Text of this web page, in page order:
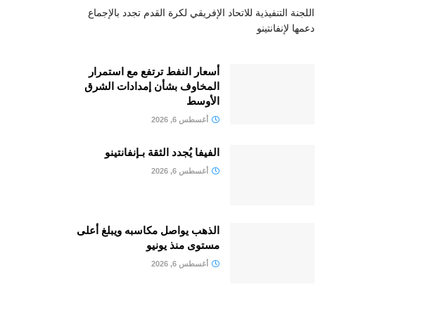
اللجنة التنفيذية للاتحاد الإفريقي لكرة القدم تجدد بالإجماع
دعمها لإنفانتينو
أسعار النفط ترتفع مع استمرار
المخاوف بشأن إمدادات الشرق
الأوسط
أغسطس 6, 2026
الفيفا يُجدد الثقة بـإنفانتينو
أغسطس 6, 2026
الذهب يواصل مكاسبه ويبلغ أعلى
مستوى منذ يونيو
أغسطس 6, 2026